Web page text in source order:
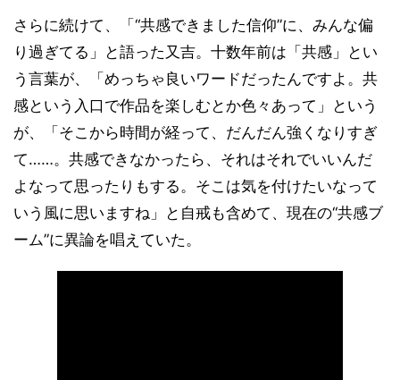
さらに続けて、「“共感できました信仰”に、みんな偏
り過ぎてる」と語った又吉。十数年前は「共感」とい
う言葉が、「めっちゃ良いワードだったんですよ。共
感という入口で作品を楽しむとか色々あって」という
が、「そこから時間が経って、だんだん強くなりすぎ
て……。共感できなかったら、それはそれでいいんだ
よなって思ったりもする。そこは気を付けたいなって
いう風に思いますね」と自戒も含めて、現在の“共感ブ
ーム”に異論を唱えていた。